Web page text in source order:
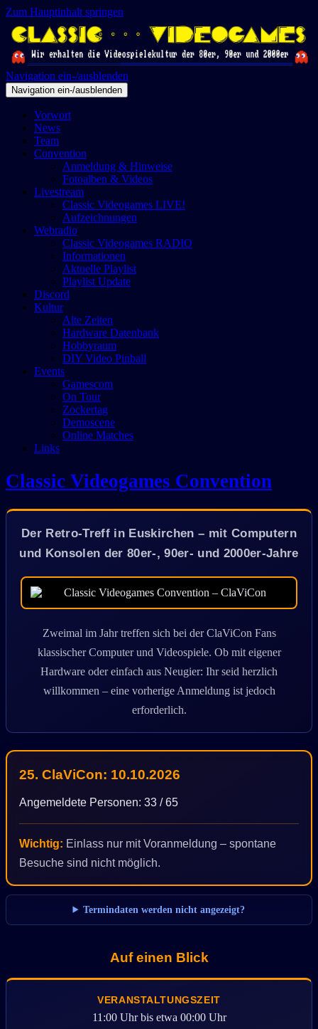
Zum Hauptinhalt springen
Navigation ein-/ausblenden
Navigation ein-/ausblenden
Vorwort
News
Team
Convention
Anmeldung & Hinweise
Fotoalben & Videos
Livestream
Classic Videogames LIVE!
Aufzeichnungen
Webradio
Classic Videogames RADIO
Informationen
Aktuelle Playlist
Playlist Update
Discord
Kultur
Alte Zeiten
Hardware Datenbank
Hobbyraum
DIY Video Pinball
Events
Gamescom
On Tour
Zockertag
Demoscene
Online Matches
Links
Classic Videogames Convention
Der Retro-Treff in Euskirchen – mit Computern
und Konsolen der 80er-, 90er- und 2000er-Jahre
Zweimal im Jahr treffen sich bei der ClaViCon Fans
klassischer Computer und Videospiele. Ob mit eigener
Hardware oder einfach aus Neugier: Ihr seid herzlich
willkommen – eine vorherige Anmeldung ist jedoch
erforderlich.
25. ClaViCon: 10.10.2026
Angemeldete Personen: 33 / 65
Wichtig: Einlass nur mit Voranmeldung – spontane
Besuche sind nicht möglich.
Termindaten werden nicht angezeigt?
Auf einen Blick
VERANSTALTUNGSZEIT
11:00 Uhr bis etwa 00:00 Uhr